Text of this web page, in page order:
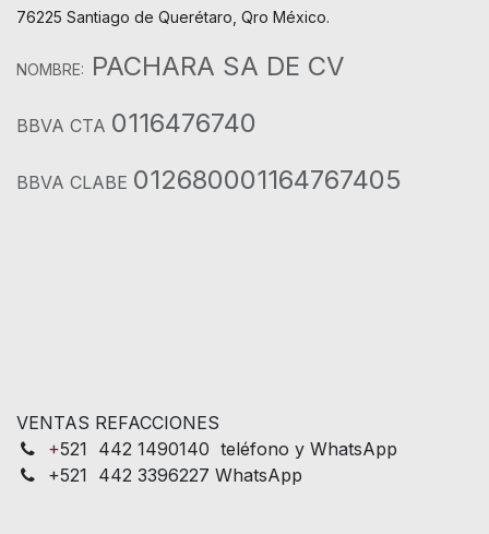
76225 Santiago de Querétaro, Qro México.
NOMBRE: PACHARA SA DE CV
BBVA CTA 0116476740
BBVA CLABE 012680001164767405
VENTAS REFACCIONES
+521 442 1490140 teléfono y WhatsApp
+521 442 3396227 WhatsApp